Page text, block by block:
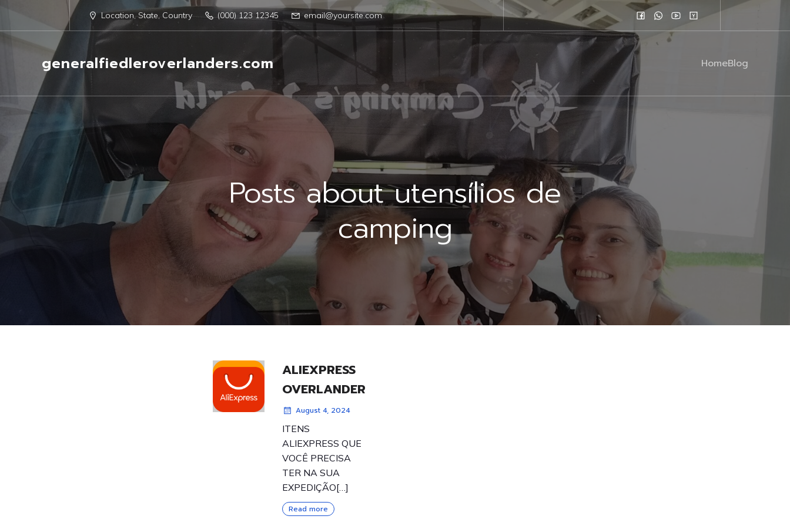
Location, State, Country (000) 123 12345 email@yoursite.com
generalfiedleroverlanders.com HomeBlog
Posts about utensílios de
camping
ALIEXPRESS
OVERLANDER
August 4, 2024
ITENS
ALIEXPRESS QUE
VOCÊ PRECISA
TER NA SUA
EXPEDIÇÃO[…]
Read more